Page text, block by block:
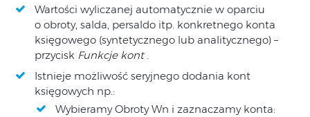
Wartości wyliczanej automatycznie w oparciu
o obroty, salda, persaldo itp. konkretnego konta
księgowego (syntetycznego lub analitycznego) –
przycisk Funkcje kont.
Istnieje możliwość seryjnego dodania kont
księgowych np.:
Wybieramy Obroty Wn i zaznaczamy konta: